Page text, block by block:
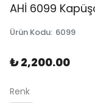
AHİ 6099
Ürün Kodu: 6099
₺ 2,200.00
Renk